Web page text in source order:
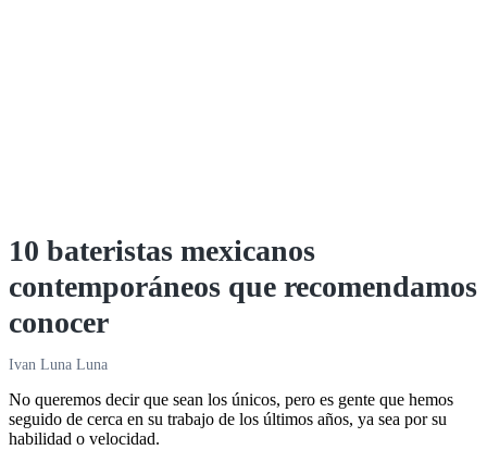
10 bateristas mexicanos
contemporáneos que recomendamos
conocer
Ivan Luna Luna
No queremos decir que sean los únicos, pero es gente que hemos
seguido de cerca en su trabajo de los últimos años, ya sea por su
habilidad o velocidad.